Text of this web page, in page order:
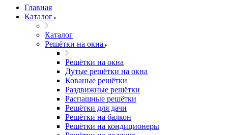
Главная
Каталог
Каталог
Решётки на окна
Решётки на окна
Дутые решётки на окна
Кованые решётки
Раздвижные решётки
Распашные решётки
Решётки для дачи
Решётки на балкон
Решётки на кондиционеры